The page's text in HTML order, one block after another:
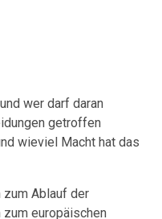
wer darf daran
getroffen
wieviel Macht hat das
Ablauf der
europäischen